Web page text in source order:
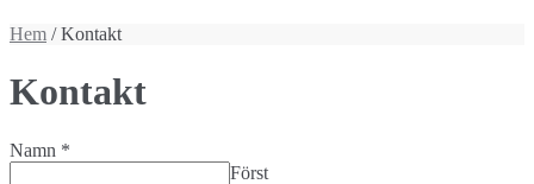
Hem / Kontakt
Kontakt
Namn *
Först